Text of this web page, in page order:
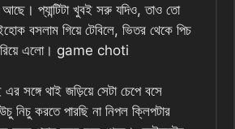
আছে। প্যান্টিটা খুবই সরু যদিও, তাও তো
বসলাম গিয়ে টেবিলে, ভিতর থেকে পিচ
এলো। game choti
সঙ্গে থাই জড়িয়ে সেটা চেপে বসে
নিচু করতে পারছি না নিপল ক্লিপটার